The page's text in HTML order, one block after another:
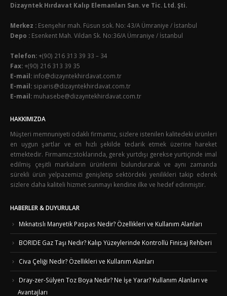
Dizayntek Hırdavat Kalıp Elemanları San. ve Tic. Ltd. Şti.
Merkez : Esenşehir mah. Füsun sok. No: 43/A Ümraniye / İstanbul
Depo : Esenkent Mah. Vildan Sk. No:36/A Ümraniye / İstanbul
Telefon:+(90) 216 313 39 33 – 34
Fax:+(90) 216 313 39 35
E-mail: info@dizayntekhirdavat.com.tr
E-mail: siparis@dizayntekhirdavat.com.tr
E-mail: muhasebe@dizayntekhirdavat.com.tr
HAKKIMIZDA
Müşteri memnuniyeti odaklı firmamız, sizlere istenilen kalitedeki ürünleri
en uygun şartlar ve en hızlı şekilde tedarik etmek üzerine hareket
etmektedir. Firmamız;stoklarında, gerek yurtdışı gerekse yurtiçinde imal
edilmiş çeşitli markaların ürünlerini bulundurarak ve aynı zamanda
sürekli ürün yelpazemizi genişletip sektördeki yenilikleri takip ederek
sizlere daha kaliteli hizmet sunmayı kendine ilke ve hedef edinmiştir.
HABERLER & DUYURULAR
Mıknatıslı Manyetik Paspas Nedir? Özellikleri ve Kullanım Alanları
BORIDE Gaz Taşı Nedir? Kalıp Yüzeylerinde Kontrollü Finisaj Rehberi
Civa Çeliği Nedir? Özellikleri ve Kullanım Alanları
Dray-zer-Sülyen Toz Boya Nedir? Ne İşe Yarar? Kullanım Alanları ve
Avantajları